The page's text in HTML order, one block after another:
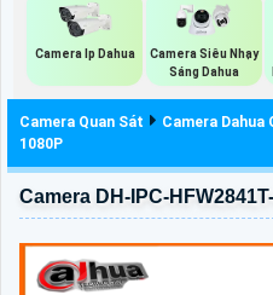
Camera Ip Dahua
Camera Siêu Nhạy
Sáng Dahua
Camera Quan Sát Camera Dahua
1080P
Camera DH-IPC-